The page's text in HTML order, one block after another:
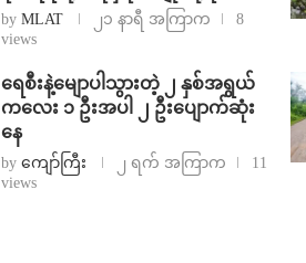
by MLAT ၂၁ နာရီ အကြာက
8
views
ရေစီးနဲ့မျောပါသွားတဲ့ ၂ နှစ်အရွယ်
ကလေး ၁ ဦးအပါ ၂ ဦးပျောက်ဆုံး
နေ
by ကျော်ကြီး ၂ ရက် အကြာက
11
views